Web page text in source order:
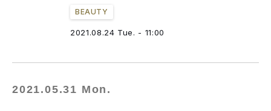
BEAUTY
2021.08.24 Tue. - 11:00
2021.05.31 Mon.